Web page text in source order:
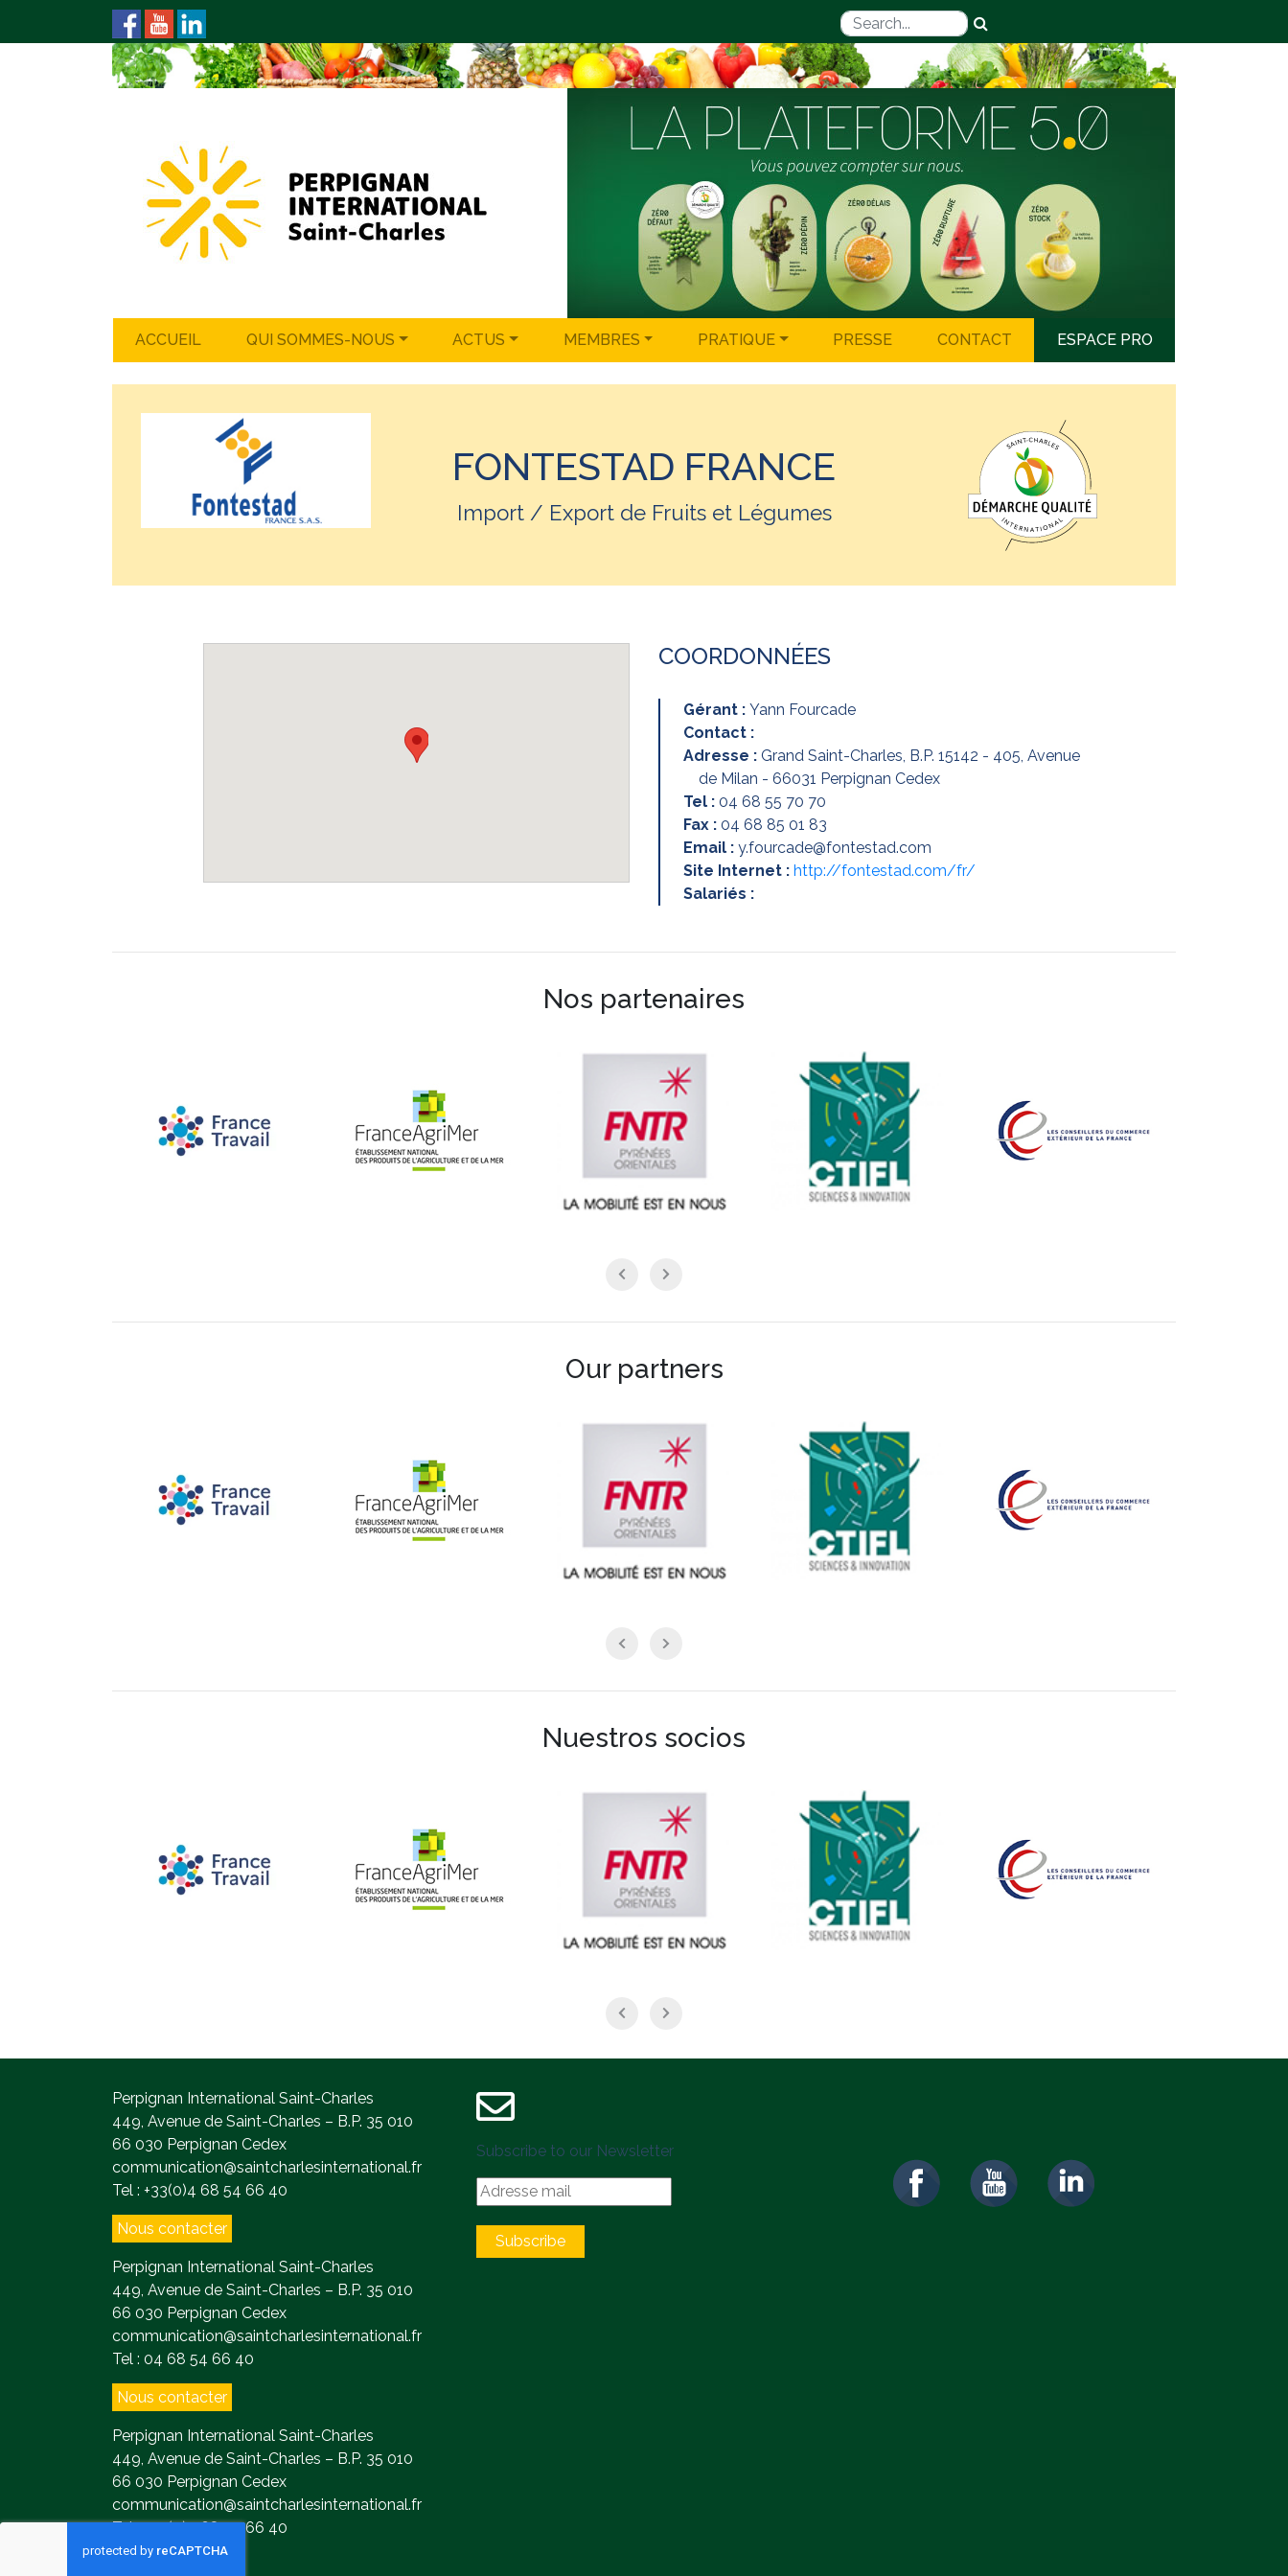
ACCUEIL QUI SOMMES-NOUS ACTUS MEMBRES PRATIQUE PRESSE CONTACT ESPACE PRO
FONTESTAD FRANCE
Import / Export de Fruits et Légumes
COORDONNÉES
Gérant : Yann Fourcade
Contact :
Adresse : Grand Saint-Charles, B.P. 15142 - 405, Avenue
de Milan - 66031 Perpignan Cedex
Tel : 04 68 55 70 70
Fax : 04 68 85 01 83
Email : y.fourcade@fontestad.com
Site Internet : http://fontestad.com/fr/
Salariés :
Nos partenaires
Our partners
Nuestros socios
Perpignan International Saint-Charles
449, Avenue de Saint-Charles – B.P. 35 010
66 030 Perpignan Cedex
communication@saintcharlesinternational.fr
Tel : +33(0)4 68 54 66 40
Nous contacter
Perpignan International Saint-Charles
449, Avenue de Saint-Charles – B.P. 35 010
66 030 Perpignan Cedex
communication@saintcharlesinternational.fr
Tel : 04 68 54 66 40
Nous contacter
Perpignan International Saint-Charles
449, Avenue de Saint-Charles – B.P. 35 010
66 030 Perpignan Cedex
communication@saintcharlesinternational.fr
Tel : +33(0)4 68 54 66 40
Subscribe to our Newsletter
Subscribe